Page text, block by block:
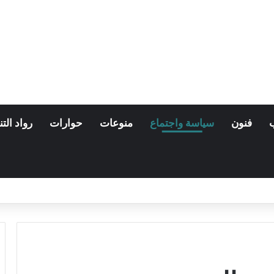
فنون سياسة واجتماع منوعات حوارات رواد